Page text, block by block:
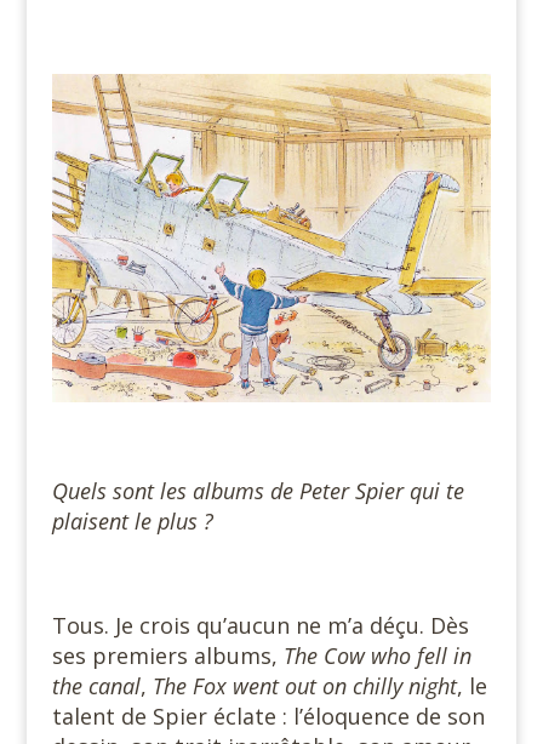
Quels sont les albums de Peter Spier qui te
plaisent le plus ?
Tous. Je crois qu’aucun ne m’a déçu. Dès
ses premiers albums, The Cow who fell in
the canal, The Fox went out on chilly night, le
talent de Spier éclate : l’éloquence de son